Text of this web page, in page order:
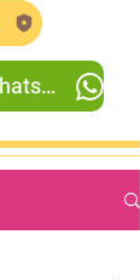
Contacto directo Whatsapp